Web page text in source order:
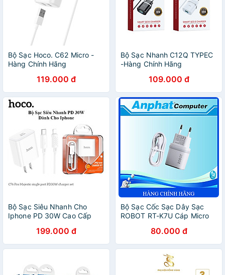
Bộ Sạc Hoco. C62 Micro -
Hàng Chính Hãng
119.000 đ
Bộ Sạc Nhanh C12Q TYPEC
-Hàng Chính Hãng
109.000 đ
Bộ Sạc Siêu Nhanh Cho
Iphone PD 30W Cao Cấp
minh hỗ trợ sạc nhanh an
toàn bảo vệ máy - Hàng
Chính Hãng
199.000 đ
Bộ Sạc Cốc Sạc Dây Sạc
ROBOT RT-K7U Cáp Micro
80.000 đ